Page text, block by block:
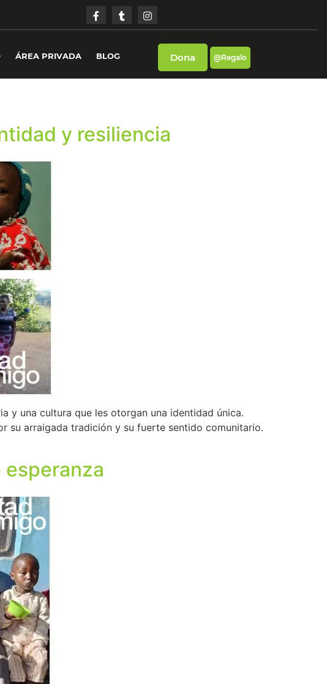
ÁREA PRIVADA BLOG Dona @Regalo
y resiliencia
y una cultura que les otorgan una identidad única.
su arraigada tradición y su fuerte sentido comunitario.